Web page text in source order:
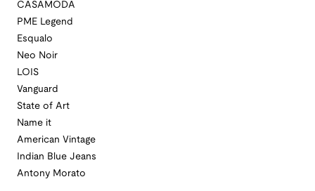
CASAMODA
PME Legend
Esqualo
Neo Noir
LOIS
Vanguard
State of Art
Name it
American Vintage
Indian Blue Jeans
Antony Morato